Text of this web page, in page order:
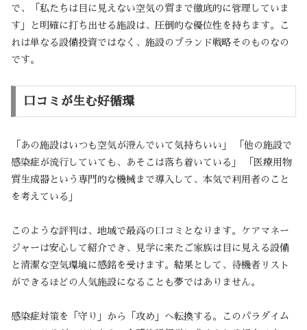
で、「私たちは目に見えない空気の質まで徹底的に管理していま
す」と明確に打ち出せる施設は、圧倒的な優位性を持ちます。こ
れは単なる設備投資ではなく、施設のブランド戦略そのものなの
です。
口コミが生む好循環
「あの施設はいつも空気が澄んでいて気持ちいい」 「他の施設で
感染症が流行していても、あそこは落ち着いている」 「医療用物
質生成器という専門的な機械まで導入して、本気で利用者のこと
を考えている」
このような評判は、地域で最高の口コミとなります。ケアマネー
ジャーは安心して紹介でき、見学に来たご家族は目に見える設備
と清潔な空気環境に感銘を受けます。結果として、待機者リスト
ができるほどの人気施設になることも夢ではありません。
感染症対策を「守り」から「攻め」へ転換する。このパラダイム